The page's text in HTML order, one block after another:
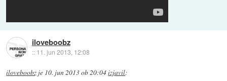
iloveboobz
:: 11. jun 2013, 12:08
iloveboobz je 10. jun 2013 ob 20:04izjavil: